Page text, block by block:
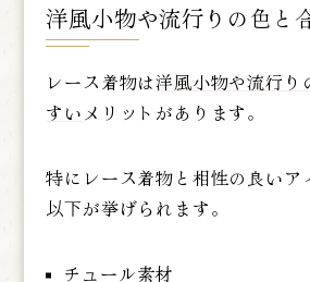
洋風小物や流行りの色と
レース着物は洋風小物や流行り
すいメリットがあります。
特にレース着物と相性の良いア
以下が挙げられます。
チュール素材